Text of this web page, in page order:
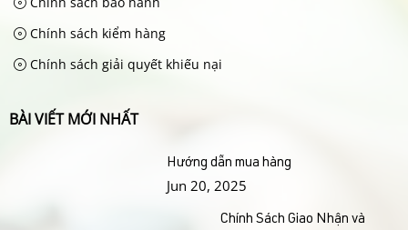
Chính sách kiểm hàng
Chính sách giải quyết khiếu nại
BÀI VIẾT MỚI NHẤT
Hướng dẫn mua hàng
Jun 20, 2025
Chính Sách Giao Nhận và